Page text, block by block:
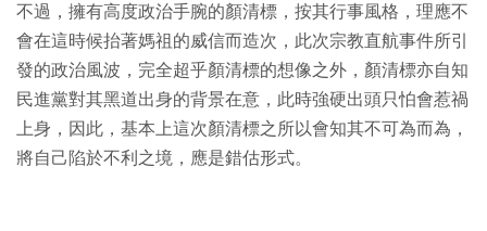
不過，擁有高度政治手腕的顏清標，按其行事風格，理應不
會在這時候抬著媽祖的威信而造次，此次宗教直航事件所引
發的政治風波，完全超乎顏清標的想像之外，顏清標亦自知
民進黨對其黑道出身的背景在意，此時強硬出頭只怕會惹禍
上身，因此，基本上這次顏清標之所以會知其不可為而為，
將自己陷於不利之境，應是錯估形式。